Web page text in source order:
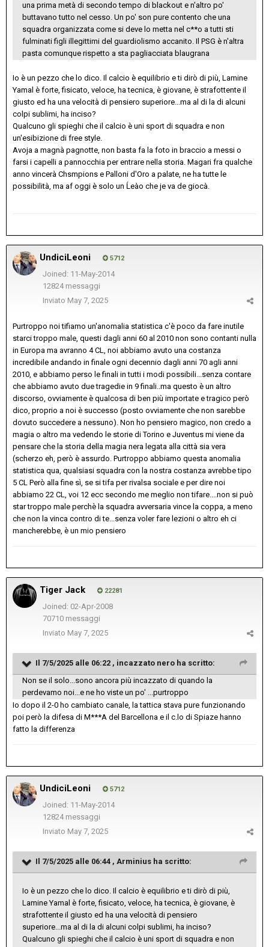
una prima metà di secondo tempo di blackout e n'altro po'
buttavano tutto nel cesso. Un po' son pure contento che una
squadra organizzata come si deve lo metta nel c**o a tutti sti
fulminati figli illegittimi del guardiolismo accanito. Il PSG è n'altra
pasta comunque rispetto a sta pagliacciata blaugrana
Io è un pezzo che lo dico. Il calcio è equilibrio e ti dirò di più, Lamine
Yamal è forte, fisicato, veloce, ha tecnica, è giovane, è strafottente il
giusto ed ha una velocità di pensiero superiore...ma al di la di alcuni
colpi sublimi, ha inciso?
Qualcuno gli spieghi che il calcio è uni sport di squadra e non
un'esibizione di free style.
Avoja a magnà pagnotte, non basta fa la foto in braccio a messi o
farsi i capelli a pannocchia per entrare nella storia. Magari fra qualche
anno vincerà Chsmpions e Palloni d'Oro a palate, ne ha tutte le
possibilità, ma af oggi è solo un Ĺeào che je va de giocà.
UndiciLeoni 5712
Joined: 11-May-2014
12824 messaggi
Inviato May 7, 2025
Purtroppo noi tifiamo un'anomalia statistica c'è poco da fare inutile
starci troppo male, questi dagli anni 60 al 2010 non sono contanti nulla
in Europa ma avranno 4 CL, noi abbiamo avuto una costanza
incredibile andando in finale ogni decennio dagli anni 70 agli anni
2010, e abbiamo perso le finali in tutti i modi possibili...senza contare
che abbiamo avuto due tragedie in 9 finali..ma questo è un altro
discorso, ovviamente è qualcosa di ben più importate e tragico però
dico, proprio a noi è successo (posto ovviamente che non sarebbe
dovuto succedere a nessuno). Non ho pensiero magico, non credo a
magia o altro ma vedendo le storie di Torino e Juventus mi viene da
pensare che la storia della magia nera legata alla città sia vera
(scherzo eh, però è assurdo. Purtroppo abbiamo questa anomalia
statistica qua, qualsiasi squadra con la nostra costanza avrebbe tipo
5 CL Però alla fine sì, se si tifa per rivalsa sociale e per dire noi
abbiamo 22 CL, voi 12 ecc secondo me meglio non tifare....non si può
star troppo male perchè la squadra avversaria vince la coppa, a meno
che non la vinca contro di te...senza voler fare lezioni o altro eh ci
mancherebbe, è un mio pensiero
Tiger Jack 22281
Joined: 02-Apr-2008
70710 messaggi
Inviato May 7, 2025
Il 7/5/2025 alle 06:22 , incazzato nero ha scritto:
Non se il solo...sono ancora più incazzato di quando la
perdevamo noi...e ne ho viste un po' ...purtroppo
Io dopo il 2-0 ho cambiato canale, la tattica stava pure funzionando
poi però la difesa di M***A del Barcellona e il c.lo di Spiaze hanno
fatto la differenza
UndiciLeoni 5712
Joined: 11-May-2014
12824 messaggi
Inviato May 7, 2025
Il 7/5/2025 alle 06:44 , Arminius ha scritto:
Io è un pezzo che lo dico. Il calcio è equilibrio e ti dirò di più,
Lamine Yamal è forte, fisicato, veloce, ha tecnica, è giovane, è
strafottente il giusto ed ha una velocità di pensiero
superiore...ma al di la di alcuni colpi sublimi, ha inciso?
Qualcuno gli spieghi che il calcio è uni sport di squadra e non